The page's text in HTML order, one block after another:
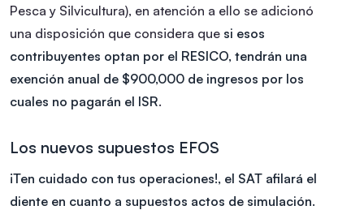
Pesca y Silvicultura), en atención a ello se adicionó
una disposición que considera que si esos
contribuyentes optan por el RESICO, tendrán una
exención anual de $900,000 de ingresos por los
cuales no pagarán el ISR.
Los nuevos supuestos EFOS
¡Ten cuidado con tus operaciones!, el SAT afilará el
diente en cuanto a supuestos actos de simulación.